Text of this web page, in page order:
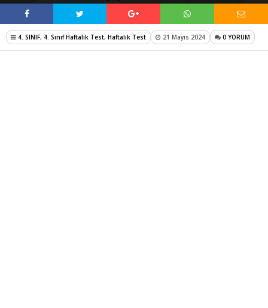
4. SINIF, 4. Sınıf Haftalık Test, Haftalık Test 21 Mayıs 2024 0 YORUM